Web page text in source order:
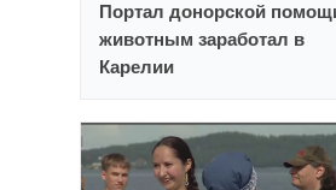
Портал донорской
животным заработал в
Карелии